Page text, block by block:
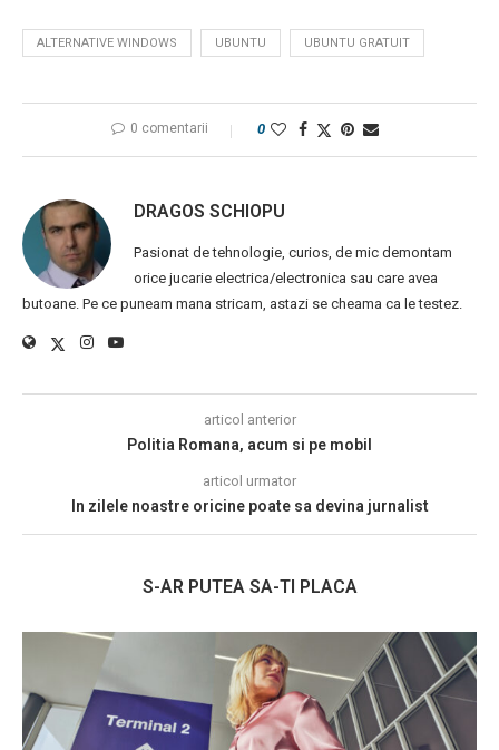
ALTERNATIVE WINDOWS UBUNTU UBUNTU GRATUIT
0 comentarii 0
DRAGOS SCHIOPU
Pasionat de tehnologie, curios, de mic demontam
orice jucarie electrica/electronica sau care avea
butoane. Pe ce puneam mana stricam, astazi se cheama ca le testez.
articol anterior
Politia Romana, acum si pe mobil
articol urmator
In zilele noastre oricine poate sa devina jurnalist
S-AR PUTEA SA-TI PLACA